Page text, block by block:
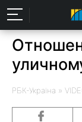
РБК-Україна »